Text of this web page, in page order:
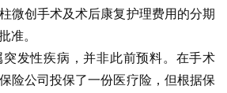
微创手术及术后康复护理费用的分期
准。
发性疾病，并非此前预料。在手术
险公司投保了一份医疗险，但根据保